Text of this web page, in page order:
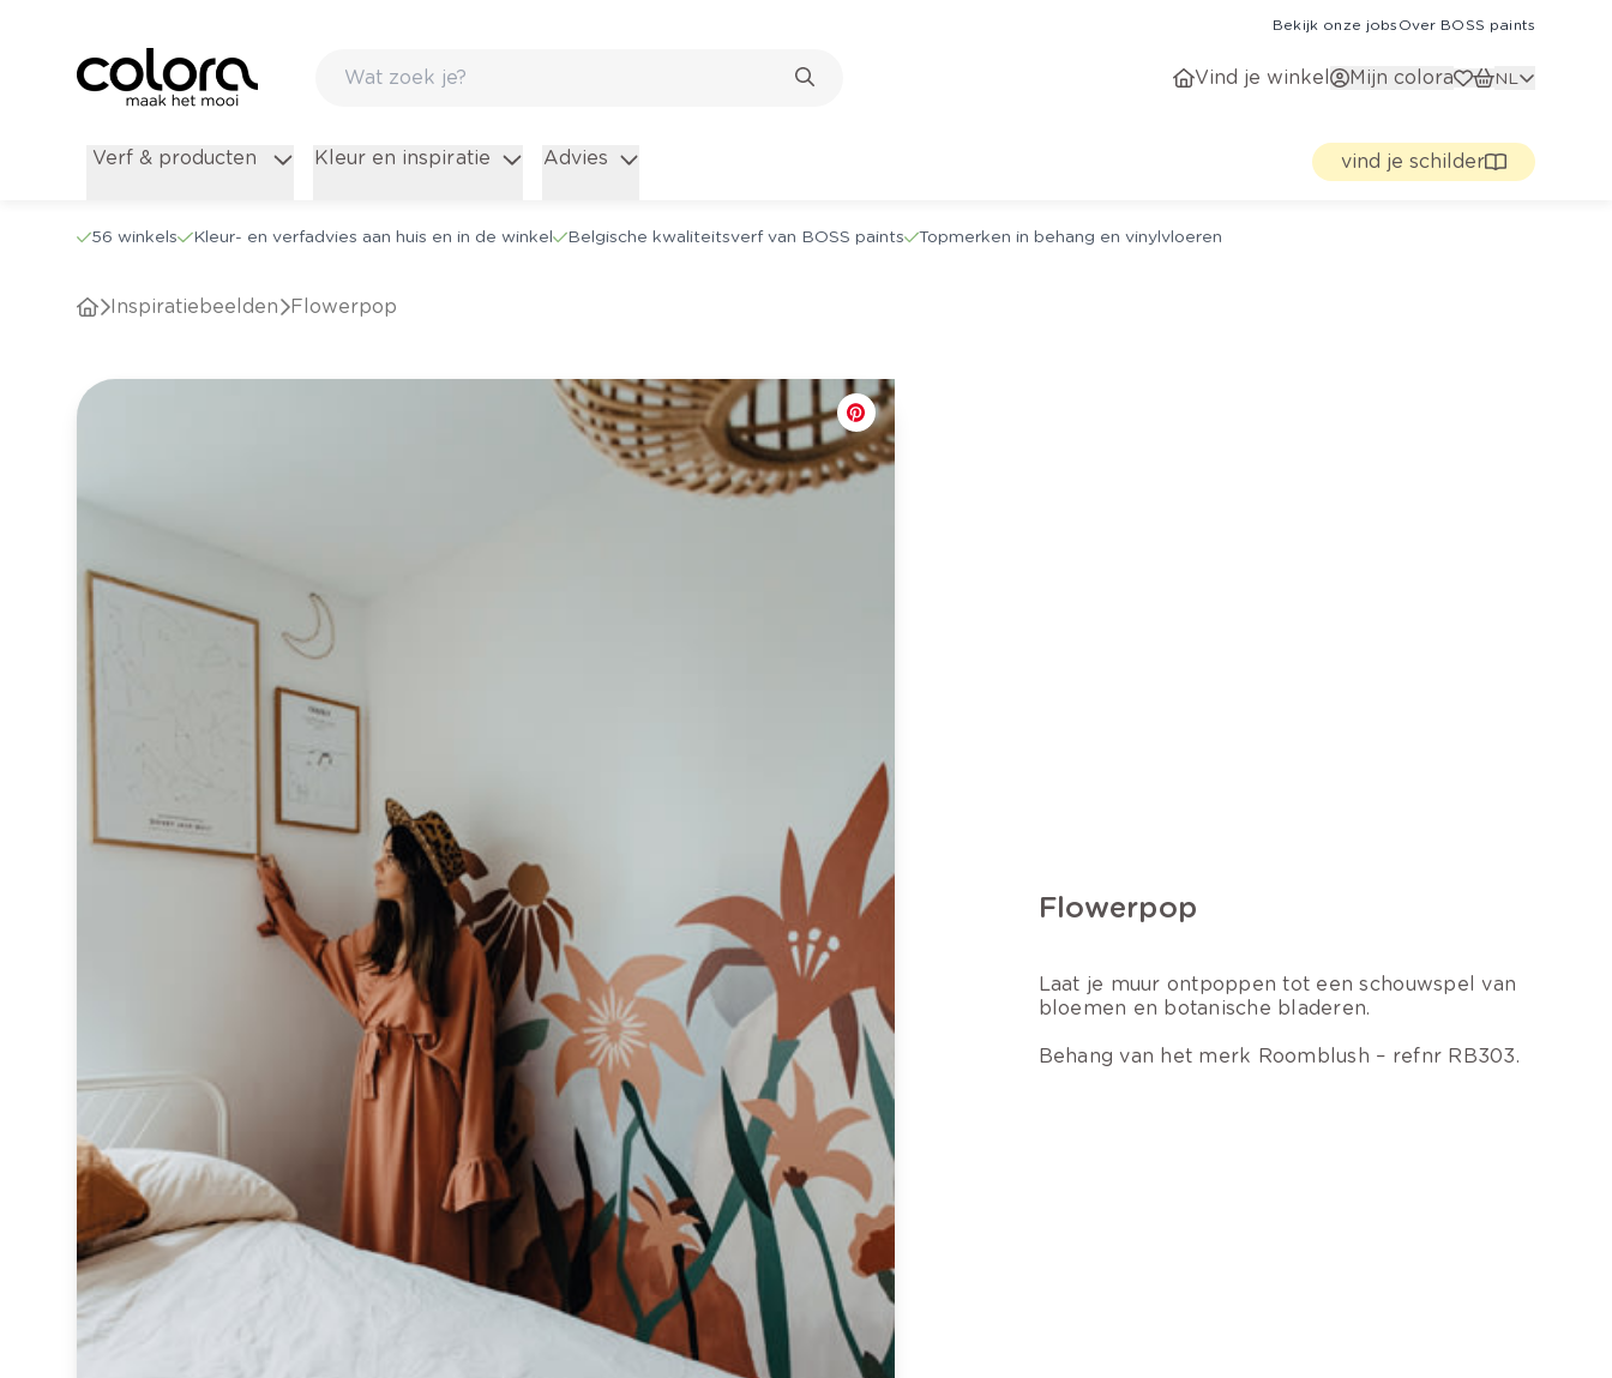
Bekijk onze jobs Over BOSS paints
Vind je winkel Mijn colora NL
Verf & producten Kleur en inspiratie Advies vind je schilder
56 winkels Kleur- en verfadvies aan huis en in de winkel Belgische kwaliteitsverf van BOSS paints Topmerken in behang en vinylvloeren
Inspiratiebeelden Flowerpop
Flowerpop
Laat je muur ontpoppen tot een schouwspel van
bloemen en botanische bladeren.
Behang van het merk Roomblush – refnr RB303.